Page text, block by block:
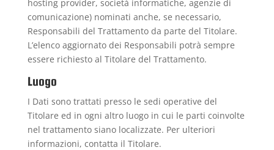
hosting provider, società informatiche, agenzie di
comunicazione) nominati anche, se necessario,
Responsabili del Trattamento da parte del Titolare.
L’elenco aggiornato dei Responsabili potrà sempre
essere richiesto al Titolare del Trattamento.
Luogo
I Dati sono trattati presso le sedi operative del
Titolare ed in ogni altro luogo in cui le parti coinvolte
nel trattamento siano localizzate. Per ulteriori
informazioni, contatta il Titolare.